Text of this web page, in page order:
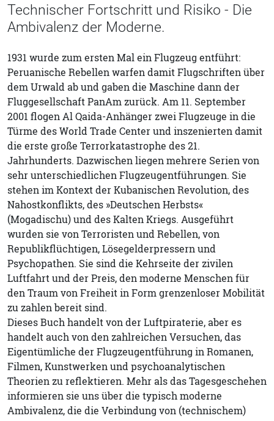
Technischer Fortschritt und Risiko - Die
Ambivalenz der Moderne.
1931 wurde zum ersten Mal ein Flugzeug entführt:
Peruanische Rebellen warfen damit Flugschriften über
dem Urwald ab und gaben die Maschine dann der
Fluggesellschaft PanAm zurück. Am 11. September
2001 flogen Al Qaida-Anhänger zwei Flugzeuge in die
Türme des World Trade Center und inszenierten damit
die erste große Terrorkatastrophe des 21.
Jahrhunderts. Dazwischen liegen mehrere Serien von
sehr unterschiedlichen Flugzeugentführungen. Sie
stehen im Kontext der Kubanischen Revolution, des
Nahostkonflikts, des »Deutschen Herbsts«
(Mogadischu) und des Kalten Kriegs. Ausgeführt
wurden sie von Terroristen und Rebellen, von
Republikflüchtigen, Lösegelderpressern und
Psychopathen. Sie sind die Kehrseite der zivilen
Luftfahrt und der Preis, den moderne Menschen für
den Traum von Freiheit in Form grenzenloser Mobilität
zu zahlen bereit sind.
Dieses Buch handelt von der Luftpiraterie, aber es
handelt auch von den zahlreichen Versuchen, das
Eigentümliche der Flugzeugentführung in Romanen,
Filmen, Kunstwerken und psychoanalytischen
Theorien zu reflektieren. Mehr als das Tagesgeschehen
informieren sie uns über die typisch moderne
Ambivalenz, die die Verbindung von (technischem)